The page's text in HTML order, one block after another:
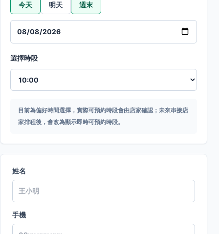
今天 明天 週末
選擇時段
目前為偏好時間選擇，實際可預約時段會由店家確認；未來串接店
家排程後，會改為顯示即時可預約時段。
姓名
手機